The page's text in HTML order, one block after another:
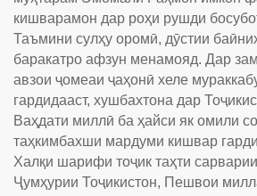
кишварамон дар роҳи рушди
Таъмини сулҳу оромӣ, дӯстии
баракатро афзун менамояд. Дар
авзои ҷомеаи ҷаҳонӣ хеле
гардидааст, хушбахтона дар
Ваҳдати миллӣ ба ҳайси як омили
таҳкимбахши мардуми кишвар
Халқи шарифи тоҷик таҳти
Ҷумҳурии Тоҷикистон, Пешвои